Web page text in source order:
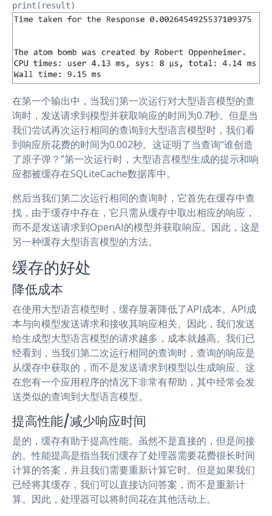
print(result)
在第一个输出中，当我们第一次运行对大型语言模型的查
询时，发送请求到模型并获取响应的时间为0.7秒。但是当
我们尝试再次运行相同的查询到大型语言模型时，我们看
到响应所花费的时间为0.002秒。这证明了当查询“谁创造
了原子弹？”第一次运行时，大型语言模型生成的提示和响
应都被缓存在SQLiteCache数据库中。
然后当我们第二次运行相同的查询时，它首先在缓存中查
找，由于缓存中存在，它只需从缓存中取出相应的响应，
而不是发送请求到OpenAI的模型并获取响应。因此，这是
另一种缓存大型语言模型的方法。
缓存的好处
降低成本
在使用大型语言模型时，缓存显著降低了API成本。API成
本与向模型发送请求和接收其响应相关。因此，我们发送
给生成型大型语言模型的请求越多，成本就越高。我们已
经看到，当我们第二次运行相同的查询时，查询的响应是
从缓存中获取的，而不是发送请求到模型以生成响应。这
在您有一个应用程序的情况下非常有帮助，其中经常会发
送类似的查询到大型语言模型。
提高性能/减少响应时间
是的，缓存有助于提高性能。虽然不是直接的，但是间接
的。性能提高是指当我们缓存了处理器需要花费很长时间
计算的答案，并且我们需要重新计算它时。但是如果我们
已经将其缓存，我们可以直接访问答案，而不是重新计
算。因此，处理器可以将时间花在其他活动上。